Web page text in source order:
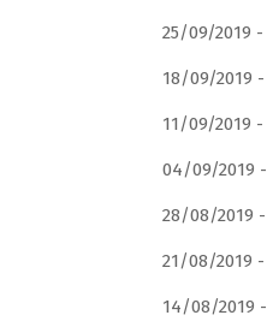
25/09/2019 -
18/09/2019 -
11/09/2019 -
04/09/2019 -
28/08/2019 -
21/08/2019 -
14/08/2019 -